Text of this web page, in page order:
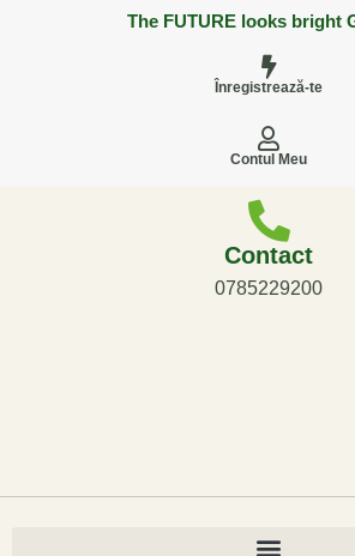
The FUTURE looks bright
Înregistrează-te
Contul Meu
Contact
0785229200